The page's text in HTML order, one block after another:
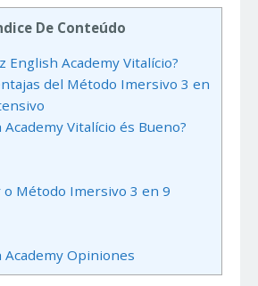
De Conteúdo
English Academy Vitalício?
del Método Imersivo 3 en
Vitalício és Bueno?
Método Imersivo 3 en 9
Academy Opiniones